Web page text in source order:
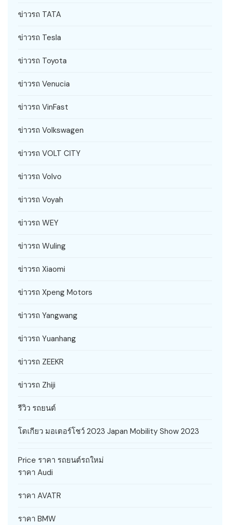
ข่าวรถ TATA
ข่าวรถ Tesla
ข่าวรถ Toyota
ข่าวรถ Venucia
ข่าวรถ VinFast
ข่าวรถ Volkswagen
ข่าวรถ VOLT CITY
ข่าวรถ Volvo
ข่าวรถ Voyah
ข่าวรถ WEY
ข่าวรถ Wuling
ข่าวรถ Xiaomi
ข่าวรถ Xpeng Motors
ข่าวรถ Yangwang
ข่าวรถ Yuanhang
ข่าวรถ ZEEKR
ข่าวรถ Zhiji
รีวิว รถยนต์
โตเกียว มอเตอร์โชว์ 2023 Japan Mobility Show 2023
Price ราคา รถยนต์รถใหม่
ราคา Audi
ราคา AVATR
ราคา BMW